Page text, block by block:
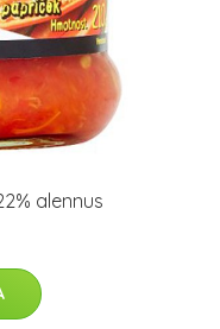
alennus